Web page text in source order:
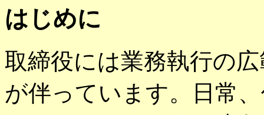
はじめに
取締役には業務執行の
が伴っています。日常